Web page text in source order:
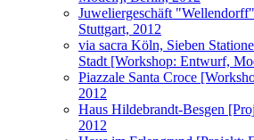
Juweliergeschäft
Stuttgart, 2012
via sacra Köln, Sieben
Stadt [Workshop: Entwurf,
Piazzale Santa Croce
2012
Haus Hildebrandt-Besgen
2012